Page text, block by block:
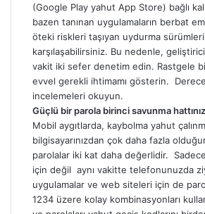
(Google Play yahut App Store) bağlı
bazen tanınan uygulamaların berbat
öteki riskleri taşıyan uydurma
karşılaşabilirsiniz. Bu nedenle,
vakit iki sefer denetim edin. Rastgele
evvel gerekli ihtimamı gösterin.
incelemeleri okuyun.
Güçlü bir parola birinci savunma
Mobil aygıtlarda, kaybolma yahut
bilgisayarınızdan çok daha fazla
parolalar iki kat daha değerlidir.
için değil aynı vakitte telefonunuzda
uygulamalar ve web siteleri için de
1234 üzere kolay kombinasyonları